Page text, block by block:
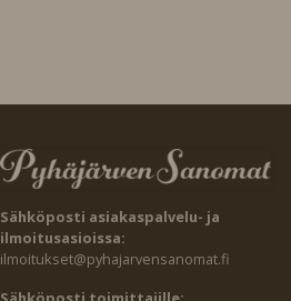
Sähköposti asiakaspalvelu- ja
ilmoitusasioissa:
ilmoitukset@pyhajarvensanomat.fi